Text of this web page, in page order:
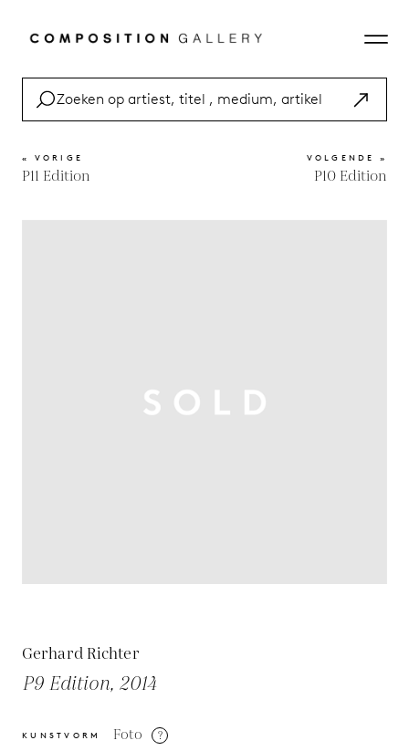
« VORIGE
P11 Edition
VOLGENDE »
P10 Edition
Gerhard Richter
P9 Edition, 2014
KUNSTVORM Foto ?